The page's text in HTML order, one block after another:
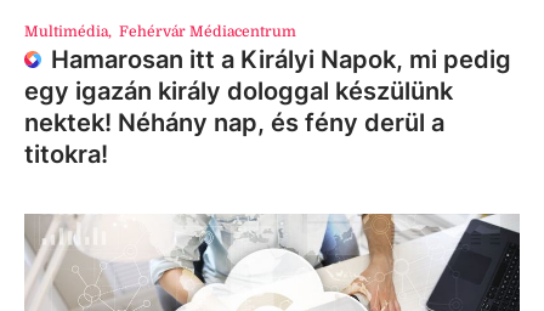
Multimédia, Fehérvár Médiacentrum
Hamarosan itt a Királyi Napok, mi pedig
egy igazán király dologgal készülünk
nektek! Néhány nap, és fény derül a
titokra!